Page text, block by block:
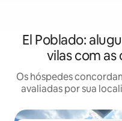
El Poblado:
vilas com as
Os hóspedes
avaliadas por sua